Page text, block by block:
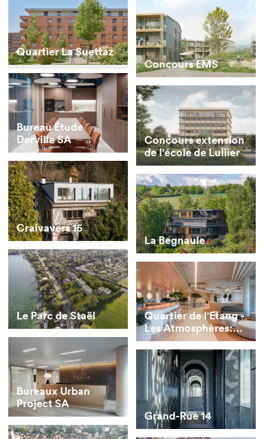
Quartier La Suettaz
Concours EMS
Bureau Étude
Derville SA
Concours extension
de l'école de Lullier
Craivavers 15
La Begnaule
Le Parc de Staël
Quartier de l'Etang -
Les Atmosphères:
Résidence étudiante
- Omestay
Bureaux Urban
Project SA
Grand-Rue 14